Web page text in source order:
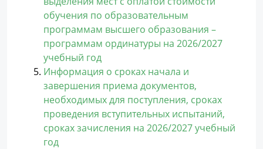
обучения по образовательным
программам высшего образования –
программам ординатуры на 2026/2027
учебный год
Информация о сроках начала и
завершения приема документов,
необходимых для поступления, сроках
проведения вступительных испытаний,
сроках зачисления на 2026/2027 учебный
год